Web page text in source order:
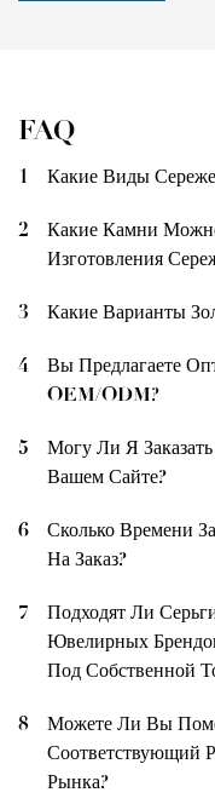
FAQ
1 Какие Виды
2
Какие Камни
Изготовления
3 Какие Варианты
4
Вы Предлагаете
OEM/ODM?
5
Могу Ли Я
Вашем Сайте?
6
Сколько Времени
На Заказ?
7
Подходят Ли
Ювелирных
Под Собственной
8
Можете Ли Вы
Соответствующий
Рынка?